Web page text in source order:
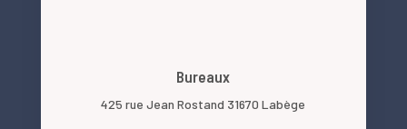
Bureaux
425 rue Jean Rostand 31670 Labège